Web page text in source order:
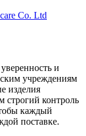
Co. Ltd
и
учреждениям
изделия
строгий контроль
каждый
поставке.